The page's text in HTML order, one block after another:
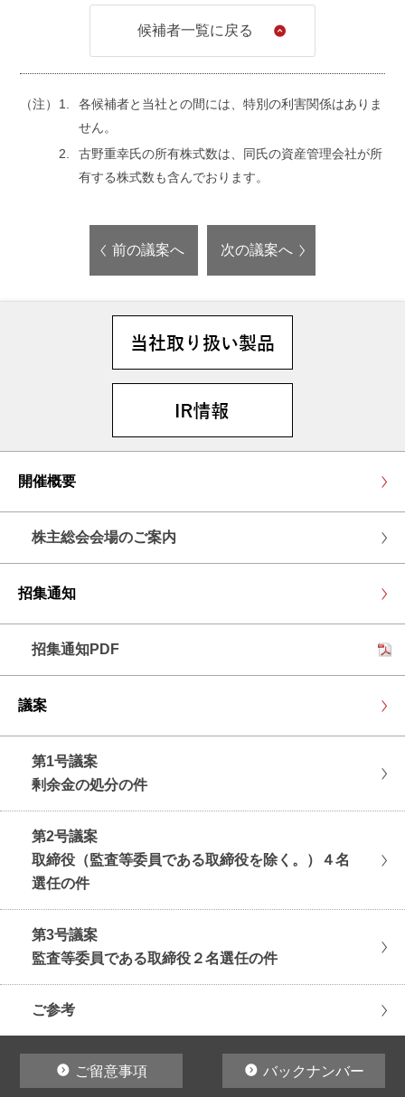
3月
当社取締役就任（現任）
2023年 1月
当社東京本部長（現任）
候補者一覧に戻る
（注）
各候補者と当社との間には、特別の利害関係はありま
せん。
古野重幸氏の所有株式数は、同氏の資産管理会社が所
有する株式数も含んでおります。
前の議案へ 次の議案へ
開催概要
株主総会会場のご案内
招集通知
招集通知PDF
議案
第1号議案
剰余金の処分の件
第2号議案
取締役（監査等委員である取締役を除く。）４名
選任の件
第3号議案
監査等委員である取締役２名選任の件
ご参考
ご留意事項 バックナンバー